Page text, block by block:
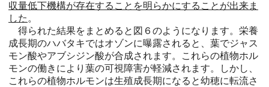
収量低下機構が存在することを明らかにすることが出来ま
した 。
得られた結果をまとめると図６のようになります。栄養
成長期のハバタキではオゾンに曝露されると、葉でジャス
モン酸やアブシジン酸が合成されます。これらの植物ホル
モンの働きにより葉の可視障害が軽減されます。しかし、
これらの植物ホルモンは生殖成長期になると幼穂に転流さ